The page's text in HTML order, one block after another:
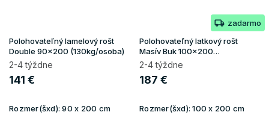
Polohovateľný lamelový rošt
Double 90x200 (130kg/osoba)
2-4 týždne
141 €
Rozmer(šxd):90 x 200 cm
zadarmo
Polohovateľný latkový rošt
Masív Buk 100x200
(150kg/osoba)
2-4 týždne
187 €
Rozmer(šxd):100 x 200 cm